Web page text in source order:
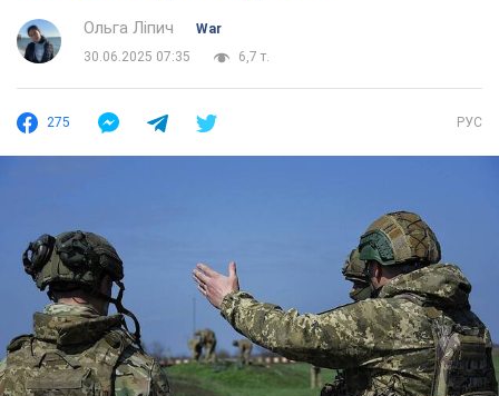
Ольга Ліпич
War
30.06.2025 07:35
6,7 т.
275 РУС